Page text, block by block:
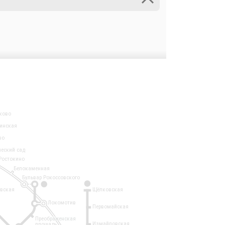
1
Локомотив
сад
Белокаменная
Щёлковская
Первомайская
Измайловская
Бульвар Рокоссовского
Преображенская